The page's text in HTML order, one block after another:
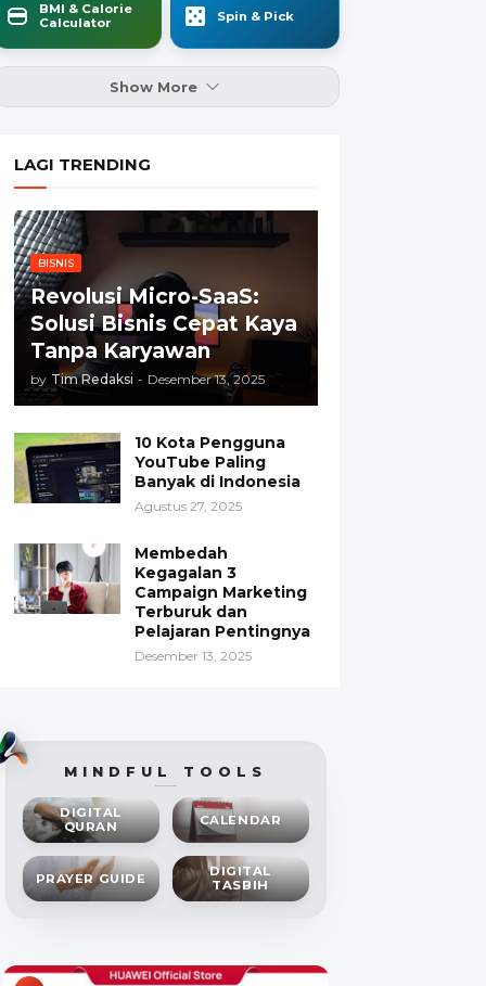
BMI & Calorie
Calculator
Spin & Pick
Show More
LAGI TRENDING
BISNIS
Revolusi Micro-SaaS:
Solusi Bisnis Cepat Kaya
Tanpa Karyawan
by Tim Redaksi - Desember 13, 2025
10 Kota Pengguna
YouTube Paling
Banyak di Indonesia
Agustus 27, 2025
Membedah
Kegagalan 3
Campaign Marketing
Terburuk dan
Pelajaran Pentingnya
Desember 13, 2025
MINDFUL TOOLS
DIGITAL
QURAN
CALENDAR
PRAYER GUIDE
DIGITAL
TASBIH